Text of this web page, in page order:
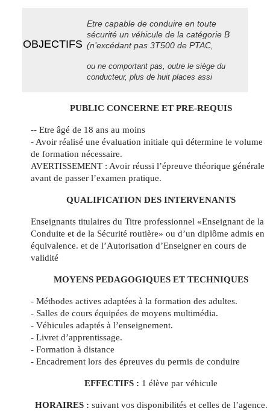
OBJECTIFS
Etre capable de conduire en toute
sécurité un véhicule de la catégorie B
(n’excédant pas 3T500 de PTAC,
ou ne comportant pas, outre le siège du
conducteur, plus de huit places assi
PUBLIC CONCERNE ET PRE-REQUIS
-- Etre âgé de 18 ans au moins
- Avoir réalisé une évaluation initiale qui détermine le volume
de formation nécessaire.
AVERTISSEMENT : Avoir réussi l’épreuve théorique générale
avant de passer l’examen pratique.
QUALIFICATION DES INTERVENANTS
Enseignants titulaires du Titre professionnel «Enseignant de la
Conduite et de la Sécurité routière» ou d’un diplôme admis en
équivalence. et de l’Autorisation d’Enseigner en cours de
validité
MOYENS PEDAGOGIQUES ET TECHNIQUES
- Méthodes actives adaptées à la formation des adultes.
- Salles de cours équipées de moyens multimédia.
- Véhicules adaptés à l’enseignement.
- Livret d’apprentissage.
- Formation à distance
- Encadrement lors des épreuves du permis de conduire
EFFECTIFS : 1 élève par véhicule
HORAIRES : suivant vos disponibilités et celles de l’agence.